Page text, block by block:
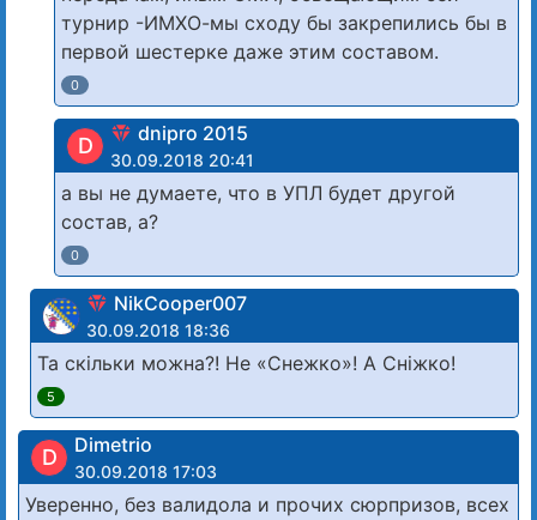
турнир -ИМХО-мы сходу бы закрепились бы в
первой шестерке даже этим составом.
0
D dnipro 2015
30.09.2018 20:41
а вы не думаете, что в УПЛ будет другой
состав, а?
0
NikCooper007
30.09.2018 18:36
Та скільки можна?! Не «Снежко»! А Сніжко!
5
D Dimetrio
30.09.2018 17:03
Уверенно, без валидола и прочих сюрпризов, всех